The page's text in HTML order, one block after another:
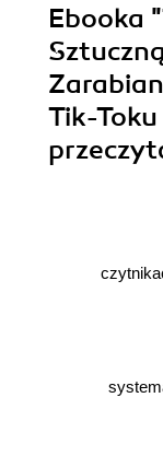
Ebooka
Tik-